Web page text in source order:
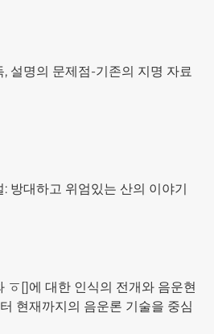
설명의 문제점-기존의 지명 자료
방대하고 위엄있는 산의 이야기
ㆆ[]에 대한 인식의 전개와 음운현
현재까지의 음운론 기술을 중심